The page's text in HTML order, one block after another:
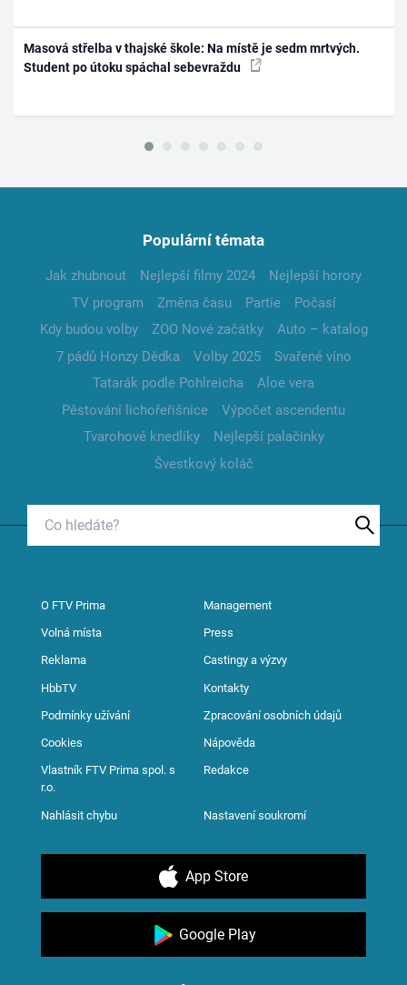
Masová střelba v thajské škole: Na místě je sedm mrtvých.
Student po útoku spáchal sebevraždu
Populární témata
Jak zhubnout Nejlepší filmy 2024
Nejlepší horory
TV program
Změna času Partie
Počasí
Kdy budou volby
ZOO Nové začátky
Auto – katalog
7 pádů Honzy Dědka
Volby 2025
Svařené víno
Tatarák podle Pohlreicha
Aloe vera
Pěstování lichořeřišnice
Výpočet ascendentu
Tvarohové knedlíky
Nejlepší palačinky
Švestkový koláč
O FTV Prima Management
Volná místa Press
Reklama Castingy a výzvy
HbbTV Kontakty
Podmínky užívání Zpracování osobních údajů
Cookies Nápověda
Vlastník FTV Prima spol. s
r.o.
Redakce
Nahlásit chybu Nastavení soukromí
App Store
Google Play